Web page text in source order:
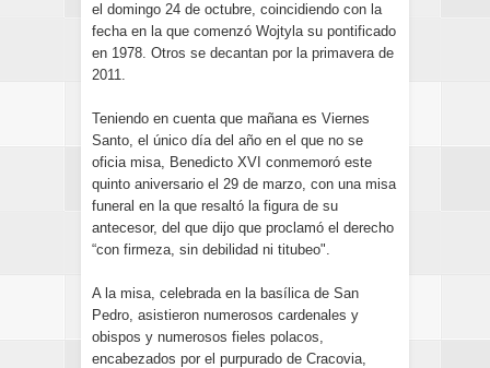
el domingo 24 de octubre, coincidiendo con la
fecha en la que comenzó Wojtyla su pontificado
en 1978. Otros se decantan por la primavera de
2011.
Teniendo en cuenta que mañana es Viernes
Santo, el único día del año en el que no se
oficia misa, Benedicto XVI conmemoró este
quinto aniversario el 29 de marzo, con una misa
funeral en la que resaltó la figura de su
antecesor, del que dijo que proclamó el derecho
“con firmeza, sin debilidad ni titubeo".
A la misa, celebrada en la basílica de San
Pedro, asistieron numerosos cardenales y
obispos y numerosos fieles polacos,
encabezados por el purpurado de Cracovia,